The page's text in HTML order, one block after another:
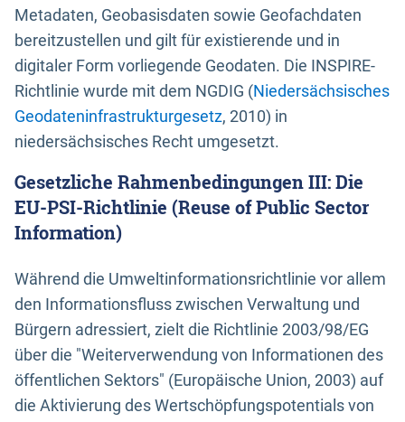
Metadaten, Geobasisdaten sowie Geofachdaten
bereitzustellen und gilt für existierende und in
digitaler Form vorliegende Geodaten. Die INSPIRE-
Richtlinie wurde mit dem NGDIG (Niedersächsisches
Geodateninfrastrukturgesetz, 2010) in
niedersächsisches Recht umgesetzt.
Gesetzliche Rahmenbedingungen III: Die
EU-PSI-Richtlinie (Reuse of Public Sector
Information)
Während die Umweltinformationsrichtlinie vor allem
den Informationsfluss zwischen Verwaltung und
Bürgern adressiert, zielt die Richtlinie 2003/98/EG
über die "Weiterverwendung von Informationen des
öffentlichen Sektors" (Europäische Union, 2003) auf
die Aktivierung des Wertschöpfungspotentials von